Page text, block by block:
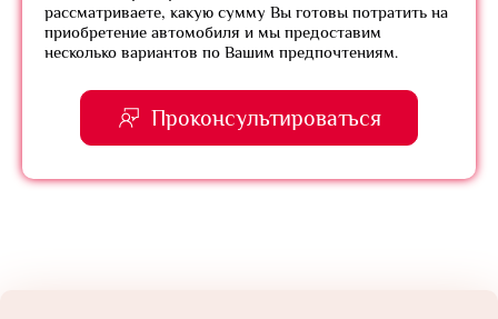
рассматриваете, какую сумму Вы готовы потратить на
приобретение автомобиля и мы предоставим
несколько вариантов по Вашим предпочтениям.
Проконсультироваться